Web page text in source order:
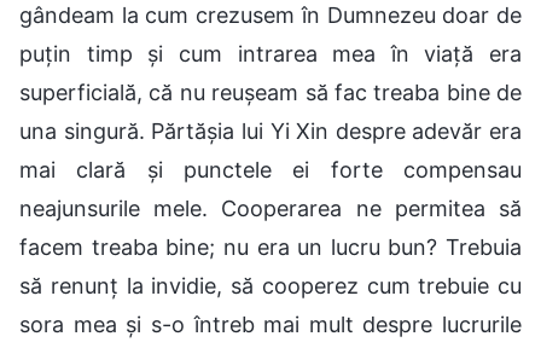
gândeam la cum crezusem în Dumnezeu doar de
puțin timp și cum intrarea mea în viață era
superficială, că nu reușeam să fac treaba bine de
una singură. Părtășia lui Yi Xin despre adevăr era
mai clară și punctele ei forte compensau
neajunsurile mele. Cooperarea ne permitea să
facem treaba bine; nu era un lucru bun? Trebuia
să renunț la invidie, să cooperez cum trebuie cu
sora mea și s-o întreb mai mult despre lucrurile